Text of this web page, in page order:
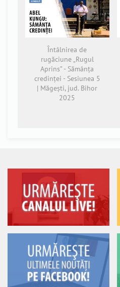
Întâlnirea de
rugăciune „Rugul
Aprins” - Sămânța
credinței - Sesiunea 5
| Măgești, jud. Bihor
2025